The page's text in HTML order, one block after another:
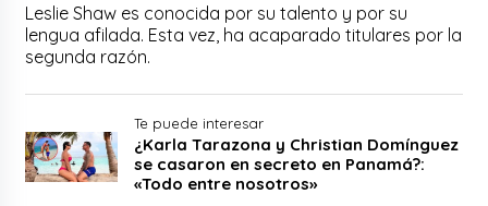
Leslie Shaw es conocida por su talento y por su
lengua afilada. Esta vez, ha acaparado titulares por la
segunda razón.
Te puede interesar
¿Karla Tarazona y Christian Domínguez
se casaron en secreto en Panamá?:
«Todo entre nosotros»